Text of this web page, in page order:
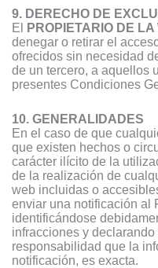
9. DERECHO DE
El PROPIETARIO DE LA
denegar o retirar el
ofrecidos sin necesidad
de un tercero, a aquellos
presentes Condiciones
10. GENERALIDADES
En el caso de que
que existen hechos o
carácter ilícito de la
de la realización de
web incluidas o
enviar una notificación al
identificándose
infracciones y
responsabilidad que la
notificación, es exacta.